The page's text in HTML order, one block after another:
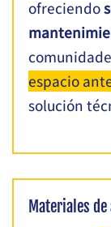
ofreciendo
espacio
solución
Materiales